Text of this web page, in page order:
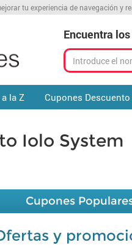
tu experiencia de navegación y
Encuentra
la Z Cupones
Iolo System
Cupones
y